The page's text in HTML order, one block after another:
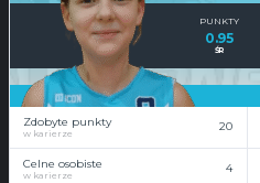
PUNKTY
0.95
ŚR
Zdobyte punkty
w karierze 20
Celne osobiste
w karierze 4